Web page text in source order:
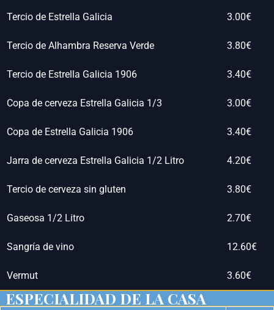
Tercio de Estrella Galicia 3.00€
Tercio de Alhambra Reserva Verde 3.80€
Tercio de Estrella Galicia 1906 3.40€
Copa de cerveza Estrella Galicia 1/3 3.00€
Copa de Estrella Galicia 1906 3.40€
Jarra de cerveza Estrella Galicia 1/2 Litro 4.20€
Tercio de cerveza sin gluten 3.80€
Gaseosa 1/2 Litro 2.70€
Sangría de vino 12.60€
Vermut 3.60€
ESPECIALIDAD DE LA CASA